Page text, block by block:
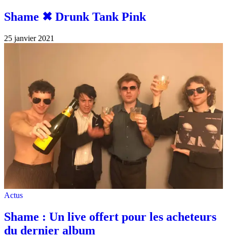
Shame ✖︎ Drunk Tank Pink
25 janvier 2021
Actus
Shame : Un live offert pour les acheteurs
du dernier album